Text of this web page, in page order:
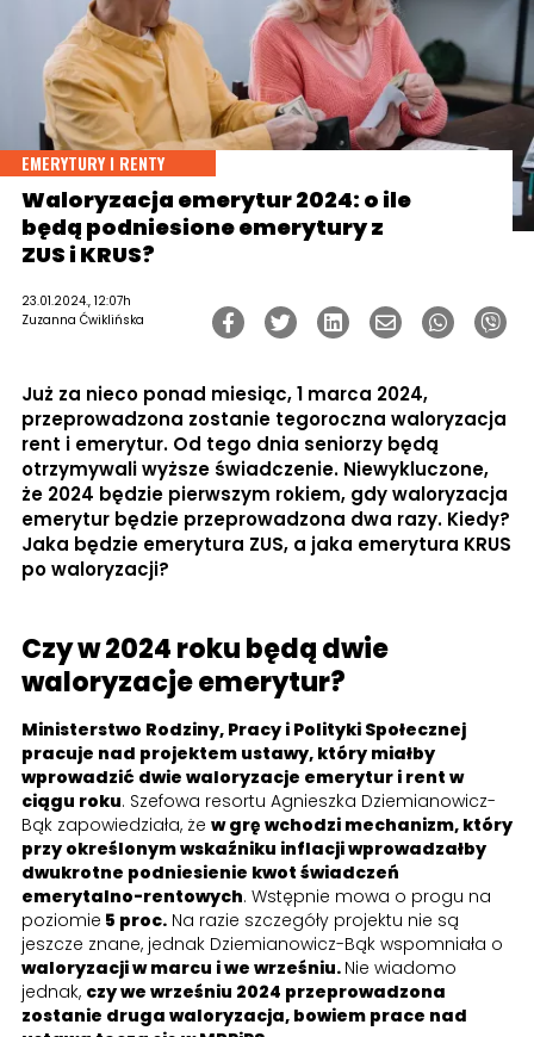
EMERYTURY I RENTY
Waloryzacja emerytur 2024: o ile
będą podniesione emerytury z
ZUS i KRUS?
23.01.2024., 12:07h
Zuzanna Ćwiklińska
Już za nieco ponad miesiąc, 1 marca 2024,
przeprowadzona zostanie tegoroczna waloryzacja
rent i emerytur. Od tego dnia seniorzy będą
otrzymywali wyższe świadczenie. Niewykluczone,
że 2024 będzie pierwszym rokiem, gdy waloryzacja
emerytur będzie przeprowadzona dwa razy. Kiedy?
Jaka będzie emerytura ZUS, a jaka emerytura KRUS
po waloryzacji?
Czy w 2024 roku będą dwie
waloryzacje emerytur?
Ministerstwo Rodziny, Pracy i Polityki Społecznej
pracuje nad projektem ustawy, który miałby
wprowadzić dwie waloryzacje emerytur i rent w
ciągu roku. Szefowa resortu Agnieszka Dziemianowicz-
Bąk zapowiedziała, że w grę wchodzi mechanizm, który
przy określonym wskaźniku inflacji wprowadzałby
dwukrotne podniesienie kwot świadczeń
emerytalno-rentowych. Wstępnie mowa o progu na
poziomie 5 proc. Na razie szczegóły projektu nie są
jeszcze znane, jednak Dziemianowicz-Bąk wspomniała o
waloryzacji w marcu i we wrześniu. Nie wiadomo
jednak, czy we wrześniu 2024 przeprowadzona
zostanie druga waloryzacja, bowiem prace nad